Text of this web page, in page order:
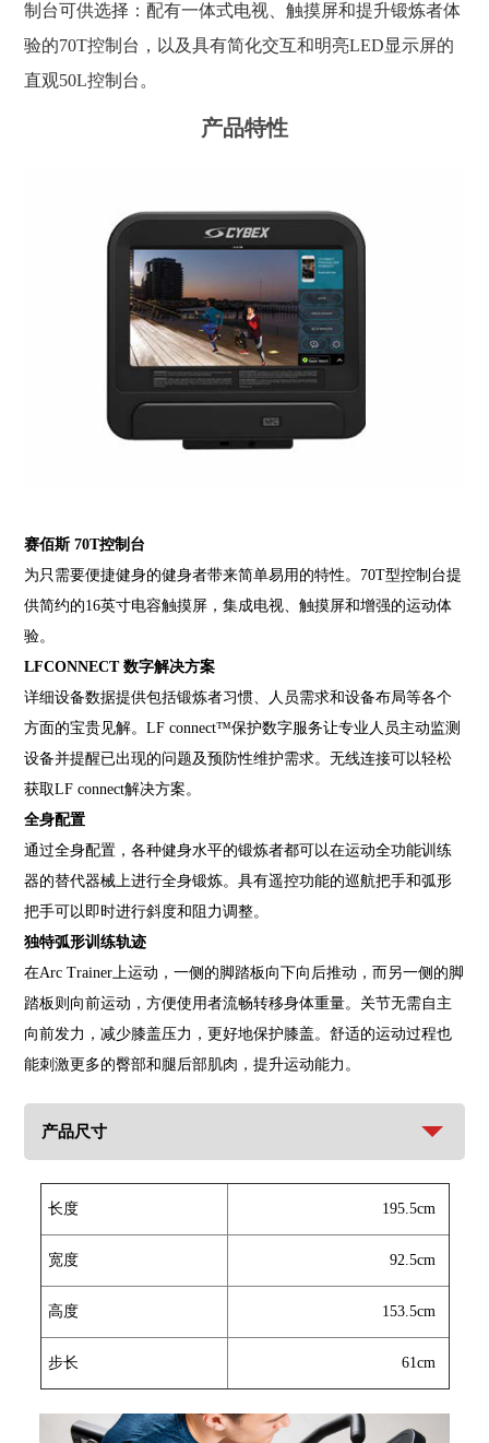
制台可供选择：配有一体式电视、触摸屏和提升锻炼者体
验的70T控制台，以及具有简化交互和明亮LED显示屏的
直观50L控制台。
产品特性
赛佰斯 70T控制台
为只需要便捷健身的健身者带来简单易用的特性。70T型控制台提
供简约的16英寸电容触摸屏，集成电视、触摸屏和增强的运动体
验。
LFCONNECT 数字解决方案
详细设备数据提供包括锻炼者习惯、人员需求和设备布局等各个
方面的宝贵见解。LF connect™保护数字服务让专业人员主动监测
设备并提醒已出现的问题及预防性维护需求。无线连接可以轻松
获取LF connect解决方案。
全身配置
通过全身配置，各种健身水平的锻炼者都可以在运动全功能训练
器的替代器械上进行全身锻炼。具有遥控功能的巡航把手和弧形
把手可以即时进行斜度和阻力调整。
独特弧形训练轨迹
在Arc Trainer上运动，一侧的脚踏板向下向后推动，而另一侧的脚
踏板则向前运动，方便使用者流畅转移身体重量。关节无需自主
向前发力，减少膝盖压力，更好地保护膝盖。舒适的运动过程也
能刺激更多的臀部和腿后部肌肉，提升运动能力。
产品尺寸
长度 195.5cm
宽度 92.5cm
高度 153.5cm
步长 61cm